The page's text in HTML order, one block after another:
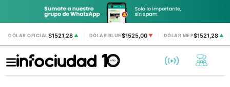
DÓLAR OFICIAL$1521,28 ▲ DÓLAR BLUE$1525,00 ▼ DÓLAR MEP$1521,28▲